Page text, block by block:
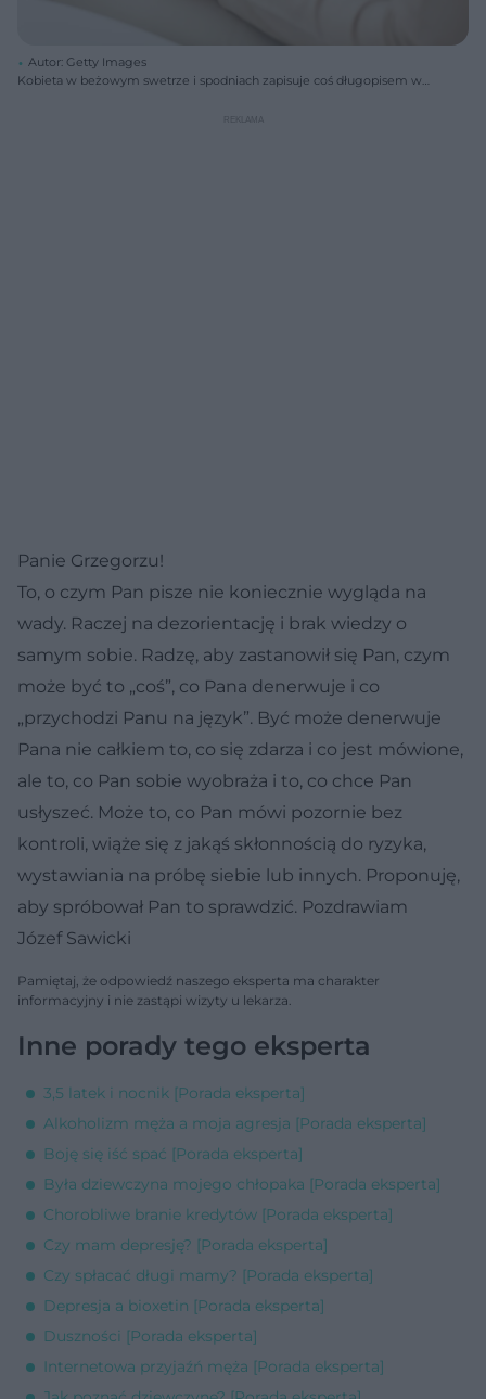
Autor: Getty Images
Kobieta w beżowym swetrze i spodniach zapisuje coś długopisem w
porady psychologiczne i walkę ze stresem, o czym przeczytasz więcej
Panie Grzegorzu!
To, o czym Pan pisze nie koniecznie wygląda na
wady. Raczej na dezorientację i brak wiedzy o
samym sobie. Radzę, aby zastanowił się Pan, czym
może być to „coś”, co Pana denerwuje i co
„przychodzi Panu na język”. Być może denerwuje
Pana nie całkiem to, co się zdarza i co jest mówione,
ale to, co Pan sobie wyobraża i to, co chce Pan
usłyszeć. Może to, co Pan mówi pozornie bez
kontroli, wiąże się z jakąś skłonnością do ryzyka,
wystawiania na próbę siebie lub innych. Proponuję,
aby spróbował Pan to sprawdzić. Pozdrawiam
Józef Sawicki
Pamiętaj, że odpowiedź naszego eksperta ma charakter
informacyjny i nie zastąpi wizyty u lekarza.
Inne porady tego eksperta
3,5 latek i nocnik [Porada eksperta]
Alkoholizm męża a moja agresja [Porada eksperta]
Boję się iść spać [Porada eksperta]
Była dziewczyna mojego chłopaka [Porada eksperta]
Chorobliwe branie kredytów [Porada eksperta]
Czy mam depresję? [Porada eksperta]
Czy spłacać długi mamy? [Porada eksperta]
Depresja a bioxetin [Porada eksperta]
Duszności [Porada eksperta]
Internetowa przyjaźń męża [Porada eksperta]